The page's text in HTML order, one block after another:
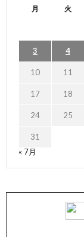
月 火
3 4
10 11
17 18
24 25
31
« 7月